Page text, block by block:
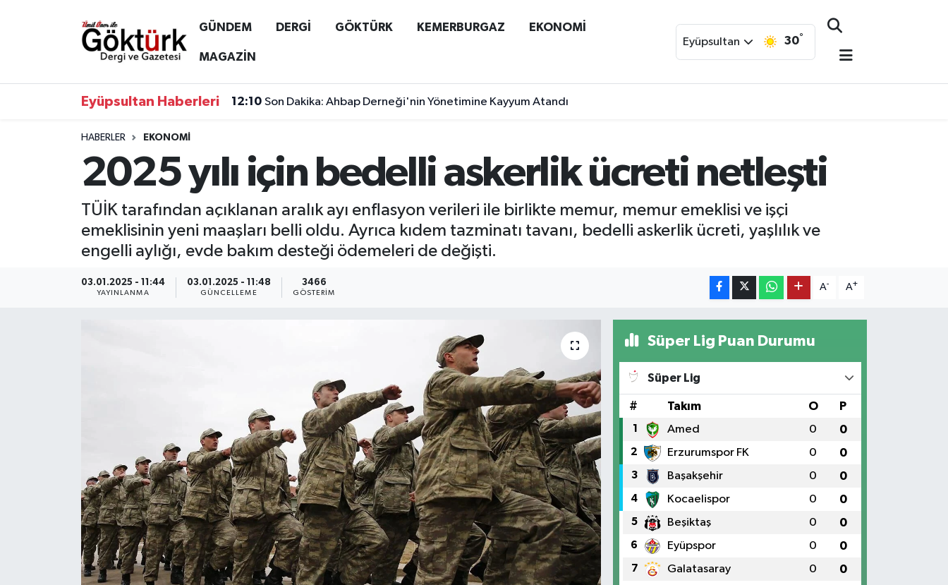
GÜNDEM DERGİ GÖKTÜRK KEMERBURGAZ EKONOMİ
MAGAZİN
Eyüpsultan 30°
Eyüpsultan Haberleri 12:10 Son Dakika: Ahbap Derneği'nin Yönetimine Kayyum Atandı
HABERLER EKONOMİ
2025 yılı için bedelli askerlik ücreti netleşti
TÜİK tarafından açıklanan aralık ayı enflasyon verileri ile birlikte memur, memur emeklisi ve işçi
emeklisinin yeni maaşları belli oldu. Ayrıca kıdem tazminatı tavanı, bedelli askerlik ücreti, yaşlılık ve
engelli aylığı, evde bakım desteği ödemeleri de değişti.
03.01.2025 - 11:44
YAYINLANMA
03.01.2025 - 11:48
GÜNCELLEME
3466
GÖSTERIM
A- A+
Süper Lig Puan Durumu
Süper Lig
# Takım O P
1 Amed 0 0
2 Erzurumspor FK 0 0
3 Başakşehir 0 0
4 Kocaelispor 0 0
5 Beşiktaş 0 0
6 Eyüpspor 0 0
7 Galatasaray 0 0
Anne Çocuk
EKONOMİ
TEKNOLOJİ
Eyüpsultan Hava Durumu
Tüm Manşetler
Son Dakika Haberleri
Haber Arşivi